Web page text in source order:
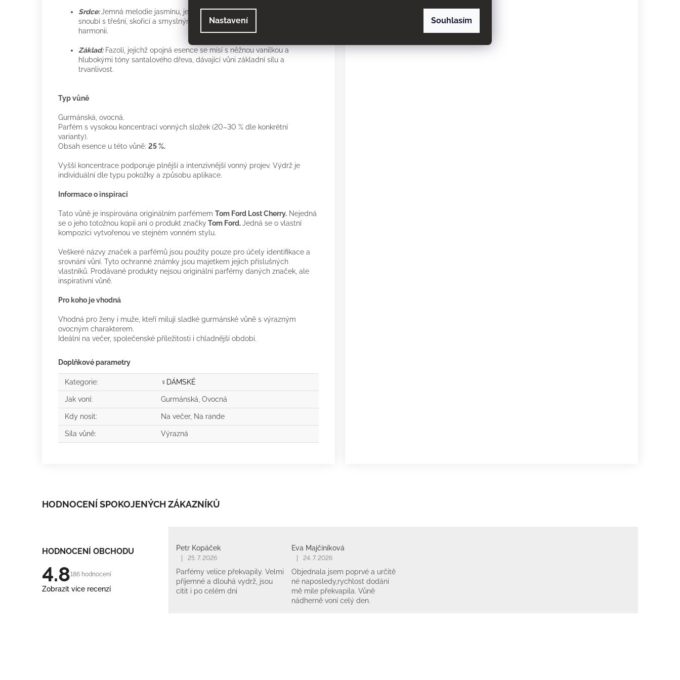
Nastavení Souhlasím
Srdce:Jemná melodie jasmínu, jehož okouzlující květinové tóny se
snoubí s třešní, skořicí a smyslným hřebíčkovcem, vytvářející živou
harmonii.
Základ:Fazolí, jejichž opojná esence se mísí s něžnou vanilkou a
hlubokými tóny santalového dřeva, dávající vůni základní sílu a
trvanlivost.
Typ vůně
Gurmánská, ovocná.
Parfém s vysokou koncentrací vonných složek (20–30 % dle konkrétní
varianty).
Obsah esence u této vůně: 25 %.
Vyšší koncentrace podporuje plnější a intenzivnější vonný projev. Výdrž je
individuální dle typu pokožky a způsobu aplikace.
Informace o inspiraci
Tato vůně je inspirována originálním parfémem Tom Ford Lost Cherry. Nejedná
se o jeho totožnou kopii ani o produkt značky Tom Ford.Jedná se o vlastní
kompozici vytvořenou ve stejném vonném stylu.
Veškeré názvy značek a parfémů jsou použity pouze pro účely identifikace a
srovnání vůní. Tyto ochranné známky jsou majetkem jejich příslušných
vlastníků. Prodávané produkty nejsou originální parfémy daných značek, ale
inspirativní vůně.
Pro koho je vhodná
Vhodná pro ženy i muže, kteří milují sladké gurmánské vůně s výrazným
ovocným charakterem.
Ideální na večer, společenské příležitosti i chladnější období.
Doplňkové parametry
Kategorie: ♀️DÁMSKÉ
Jak voní: Gurmánská, Ovocná
Kdy nosit: Na večer, Na rande
Síla vůně: Výrazná
HODNOCENÍ SPOKOJENÝCH ZÁKAZNÍKŮ
HODNOCENÍ OBCHODU
4.8186 hodnocení
Zobrazit více recenzí
Petr Kopáček
25. 7. 2026
Parfémy velice překvapily. Velmi
příjemné a dlouhá vydrž, jsou
cítit i po celém dni
Eva Majčiníková
24. 7. 2026
Objednala jsem poprvé a určitě
né naposledy,rychlost dodání
mě mile překvapila. Vůně
nádherně voní celý den.